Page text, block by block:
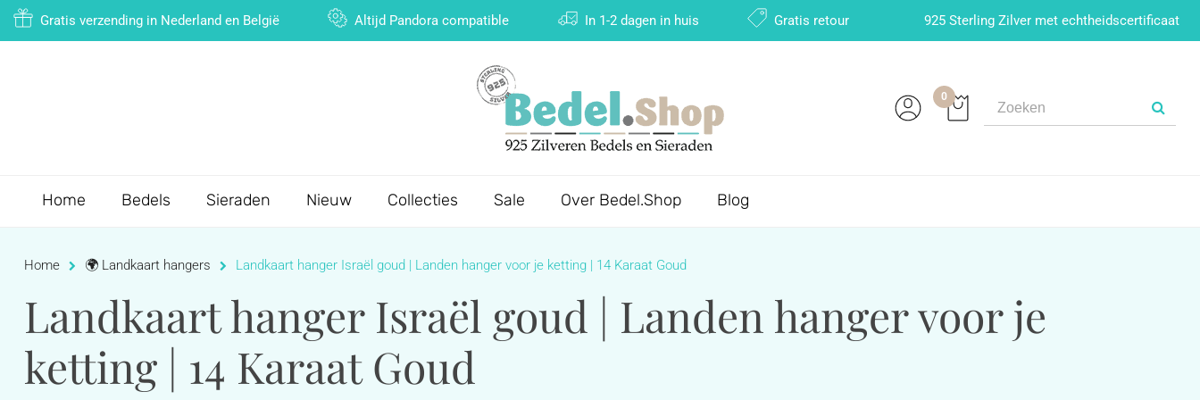
Gratis verzending in Nederland en België Altijd Pandora compatible In 1-2 dagen in huis Gratis retour 925 Sterling Zilver met echtheidscertificaat
0
Home Bedels Sieraden Nieuw Collecties Sale Over Bedel.Shop Blog
Home 🌍 Landkaart hangers Landkaart hanger Israël goud | Landen hanger voor je ketting | 14 Karaat Goud
Landkaart hanger Israël goud | Landen hanger voor je
ketting | 14 Karaat Goud